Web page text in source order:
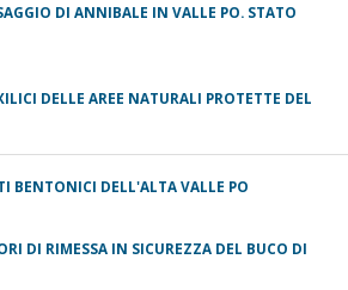
DI ANNIBALE IN VALLE PO. STATO
DELLE AREE NATURALI PROTETTE DEL
BENTONICI DELL'ALTA VALLE PO
DI RIMESSA IN SICUREZZA DEL BUCO DI